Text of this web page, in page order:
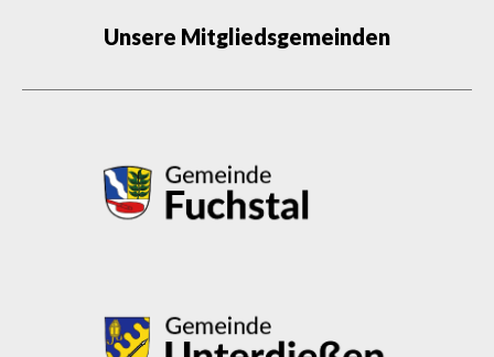
Unsere Mitgliedsgemeinden